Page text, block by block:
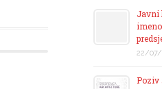
Javni
22/07/
Poziv